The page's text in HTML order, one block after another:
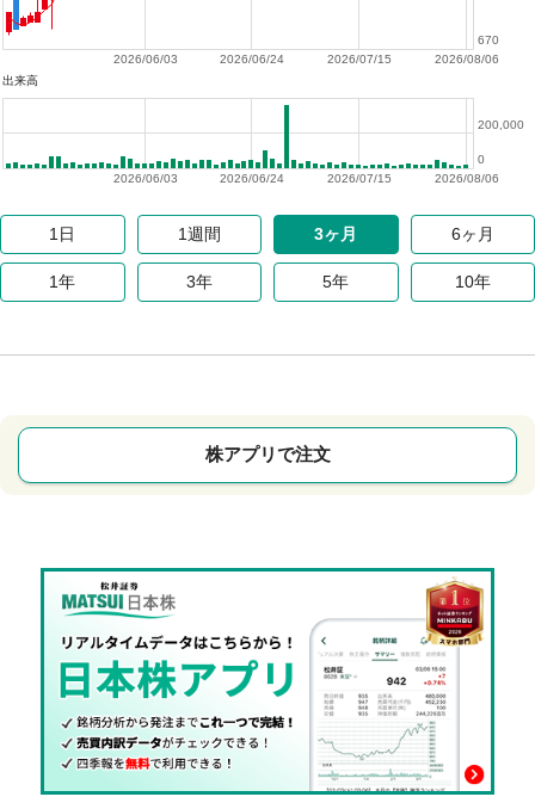
2026/08/06
2026/07/15
2026/06/24
2026/06/03
670
出来高
2026/08/06
2026/07/15
2026/06/24
2026/06/03
0
200,000
1日 1週間 3ヶ月 6ヶ月
1年 3年 5年 10年
株アプリで注文